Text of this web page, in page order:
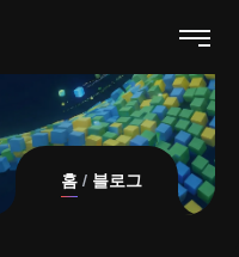
홈 블로그